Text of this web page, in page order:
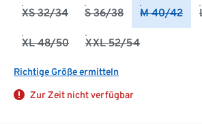
XS 32/34 S 36/38 M 40/42
XL 48/50 XXL 52/54
Richtige Größe ermitteln
Zur Zeit nicht verfügbar